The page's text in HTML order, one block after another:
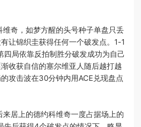
奇，如梦方醒的头号种子单盘只丢
让锦织圭获得任何一个破发点。1-1
四局依靠反拍制胜分破发成功为自己
收获自信的塞尔维亚人随后越打越
攻击波在30分钟内用ACE兑现盘点
居上的德约科维奇一度占据场上的